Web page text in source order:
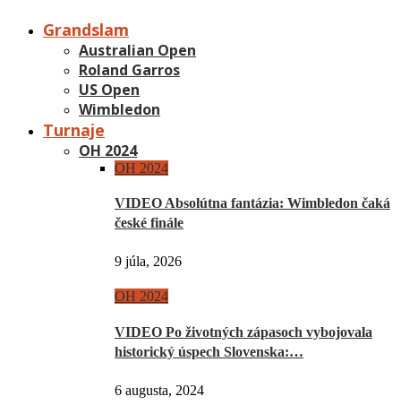
Grandslam
Australian Open
Roland Garros
US Open
Wimbledon
Turnaje
OH 2024
OH 2024
VIDEO Absolútna fantázia: Wimbledon čaká
české finále
9 júla, 2026
OH 2024
VIDEO Po životných zápasoch vybojovala
historický úspech Slovenska:…
6 augusta, 2024